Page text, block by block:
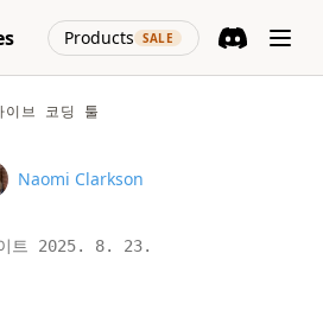
Products SALE
(opens in a
귀하의 NLP 최첨단으로 향하는
숨겨진 힘
Power Behind ChatGPT
with ChatGPT Beyond
Strings, Timestamps, and
율적인 SQL 작성을 위한 팁
NaN 값 확인하는 방법
K Nearest Neighbor Regression
Complete Guide with
이브 코딩 툴
Name
Naomi Clarkson
트 2025. 8. 23.